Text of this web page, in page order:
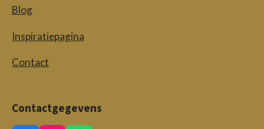
Blog
Inspiratiepagina
Contact
Contactgegevens